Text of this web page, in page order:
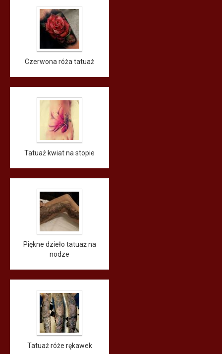
Czerwona róża tatuaż
Tatuaż kwiat na stopie
Piękne dzieło tatuaż na
nodze
Tatuaż róże rękawek